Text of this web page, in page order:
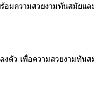
มความสวยงามทันสมัยแล
ว เพื่อความสวยงามทันสมั